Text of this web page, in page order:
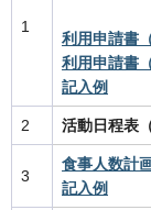
1
利用申請書
利用申請書
記入例
2 活動日程表
3
食事人数計
記入例